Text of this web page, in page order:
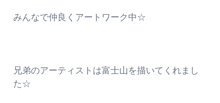
みんなで仲良くアートワーク中☆
兄弟のアーティストは富士山を描いてくれまし
た☆